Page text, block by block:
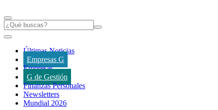
Últimas Noticias
Empresas G
Empresas
G de Gestión
Finanzas Personales
Newsletters
Mundial 2026